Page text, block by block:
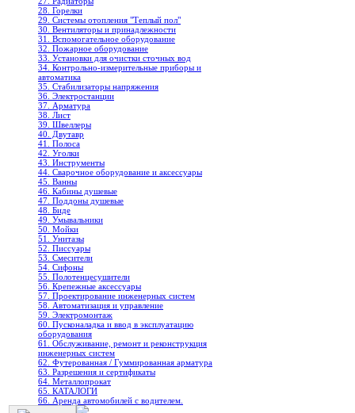
28. Горелки
29. Системы отопления "Теплый пол"
30. Вентиляторы и принадлежности
31. Вспомогательное оборудование
32. Пожарное оборудование
33. Установки для очистки сточных вод
34. Контрольно-измерительные приборы и
автоматика
35. Стабилизаторы напряжения
36. Электростанции
37. Арматура
38. Лист
39. Швеллеры
40. Двутавр
41. Полоса
42. Уголки
43. Инструменты
44. Сварочное оборудование и аксессуары
45. Ванны
46. Кабины душевые
47. Поддоны душевые
48. Биде
49. Умывальники
50. Мойки
51. Унитазы
52. Писсуары
53. Смесители
54. Сифоны
55. Полотенцесушители
56. Крепежные аксессуары
57. Проектирование инженерных систем
58. Автоматизация и управление
59. Электромонтаж
60. Пусконаладка и ввод в эксплуатацию
оборудования
61. Обслуживание, ремонт и реконструкция
инженерных систем
62. Футерованная / Гуммированная арматура
63. Разрешения и сертификаты
64. Металлопрокат
65. КАТАЛОГИ
66. Аренда автомобилей с водителем.